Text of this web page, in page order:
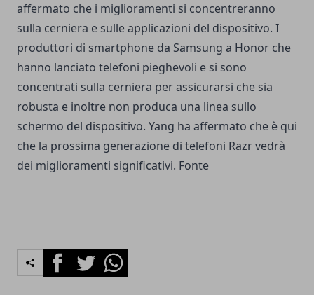
affermato che i miglioramenti si concentreranno
sulla cerniera e sulle applicazioni del dispositivo. I
produttori di smartphone da Samsung a Honor che
hanno lanciato telefoni pieghevoli e si sono
concentrati sulla cerniera per assicurarsi che sia
robusta e inoltre non produca una linea sullo
schermo del dispositivo. Yang ha affermato che è qui
che la prossima generazione di telefoni Razr vedrà
dei miglioramenti significativi. Fonte
FacebookTwitterWhatsapp